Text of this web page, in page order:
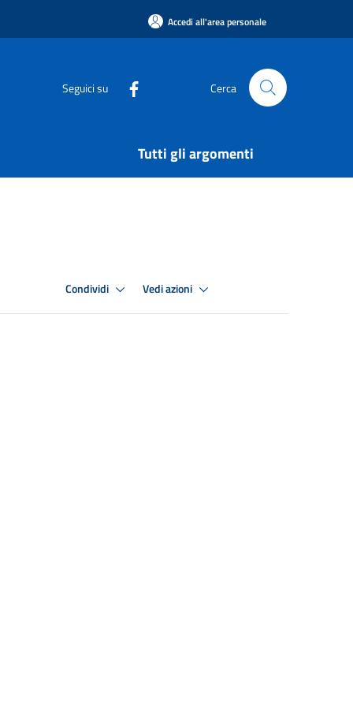
Accedi all'area personale
Seguici su Cerca
Tutti gli argomenti
Condividi Vedi azioni